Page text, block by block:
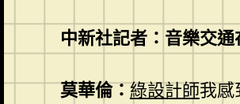
中新社記者：音樂交
莫華倫：綠設計師我感